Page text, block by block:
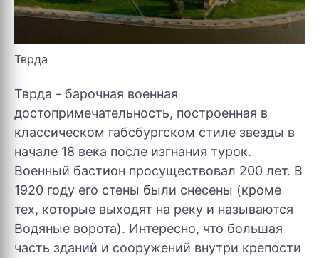
Тврда
Тврда - барочная военная
достопримечательность, построенная в
классическом габсбургском стиле звезды в
начале 18 века после изгнания турок.
Военный бастион просуществовал 200 лет. В
1920 году его стены были снесены (кроме
тех, которые выходят на реку и называются
Водяные ворота). Интересно, что большая
часть зданий и сооружений внутри крепости